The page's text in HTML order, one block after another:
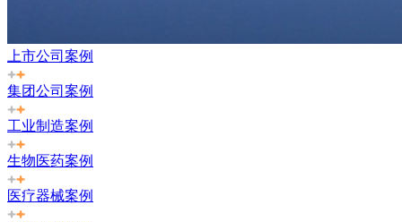
上市公司案例
集团公司案例
工业制造案例
生物医药案例
医疗器械案例